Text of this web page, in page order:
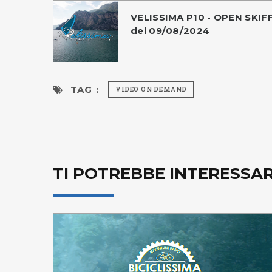
VELISSIMA P10 - OPEN
del 09/08/2024
TAG : VIDEO ON DEMAND
TI POTREBBE